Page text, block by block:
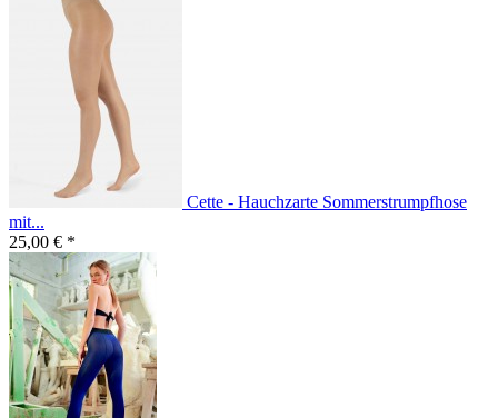
Cette - Hauchzarte Sommerstrumpfhose
mit...
25,00 € *